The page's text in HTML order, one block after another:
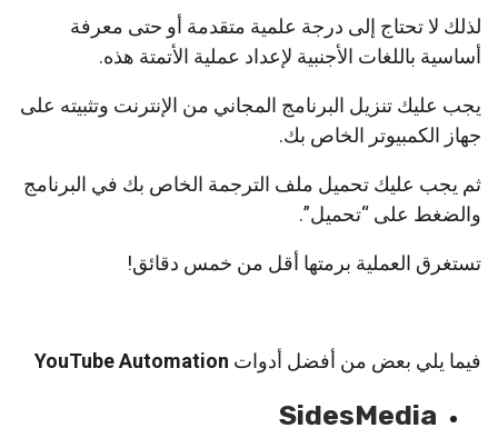
لذلك لا تحتاج إلى درجة علمية متقدمة أو حتى معرفة
أساسية باللغات الأجنبية لإعداد عملية الأتمتة هذه.
يجب عليك تنزيل البرنامج المجاني من الإنترنت وتثبيته على
جهاز الكمبيوتر الخاص بك.
ثم يجب عليك تحميل ملف الترجمة الخاص بك في البرنامج
والضغط على “تحميل”.
تستغرق العملية برمتها أقل من خمس دقائق!
فيما يلي بعض من أفضل أدوات YouTube Automation
SidesMedia